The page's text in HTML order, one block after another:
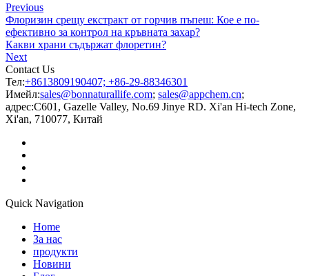
Previous
Флоризин срещу екстракт от горчив пъпеш: Кое е по-
ефективно за контрол на кръвната захар?
Какви храни съдържат флоретин?
Next
Contact Us
Тел:+8613809190407; +86-29-88346301
Имейл:sales@bonnaturallife.com; sales@appchem.cn;
адрес:C601, Gazelle Valley, No.69 Jinye RD. Xi'an Hi-tech Zone,
Xi'an, 710077, Китай
Quick Navigation
Home
За нас
продукти
Новини